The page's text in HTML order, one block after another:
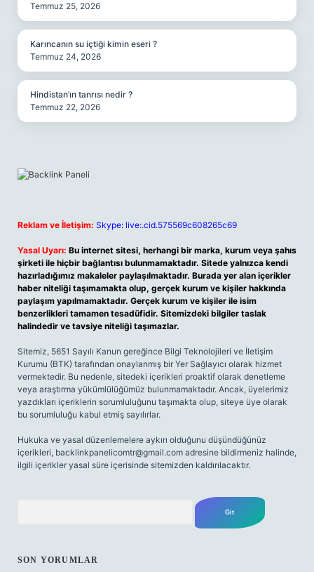
Temmuz 25, 2026
Karıncanın su içtiği kimin eseri ?
Temmuz 24, 2026
Hindistan’ın tanrısı nedir ?
Temmuz 22, 2026
Reklam ve İletişim: Skype: live:.cid.575569c608265c69
Yasal Uyarı: Bu internet sitesi, herhangi bir marka, kurum veya şahıs
şirketi ile hiçbir bağlantısı bulunmamaktadır. Sitede yalnızca kendi
hazırladığımız makaleler paylaşılmaktadır. Burada yer alan içerikler
haber niteliği taşımamakta olup, gerçek kurum ve kişiler hakkında
paylaşım yapılmamaktadır. Gerçek kurum ve kişiler ile isim
benzerlikleri tamamen tesadüfidir. Sitemizdeki bilgiler taslak
halindedir ve tavsiye niteliği taşımazlar.
Sitemiz, 5651 Sayılı Kanun gereğince Bilgi Teknolojileri ve İletişim
Kurumu (BTK) tarafından onaylanmış bir Yer Sağlayıcı olarak hizmet
vermektedir. Bu nedenle, sitedeki içerikleri proaktif olarak denetleme
veya araştırma yükümlülüğümüz bulunmamaktadır. Ancak, üyelerimiz
yazdıkları içeriklerin sorumluluğunu taşımakta olup, siteye üye olarak
bu sorumluluğu kabul etmiş sayılırlar.
Hukuka ve yasal düzenlemelere aykırı olduğunu düşündüğünüz
içerikleri, backlinkpanelicomtr@gmail.com adresine bildirmeniz halinde,
ilgili içerikler yasal süre içerisinde sitemizden kaldırılacaktır.
SON YORUMLAR